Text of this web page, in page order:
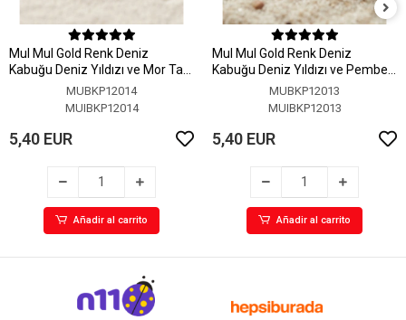
MuI MuI Gold Renk Deniz
Kabuğu Deniz Yıldızı ve Mor Taş
Detaylı KüpeMUBKP12014
MUIBKP12014
5,40 EUR
Añadir al carrito
MuI MuI Gold Renk Deniz
Kabuğu Deniz Yıldızı ve Pembe
Taş Detaylı Küpe
MUBKP12013
MUIBKP12013
5,40 EUR
Añadir al carrito